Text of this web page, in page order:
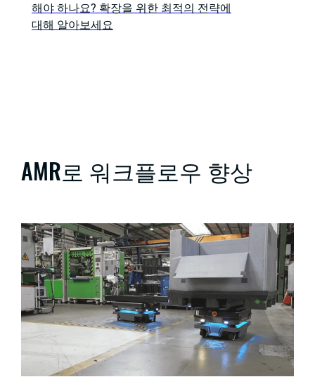
해야 하나요? 확장을 위한 최적의 전략에
대해 알아보세요
AMR로 워크플로우 향상